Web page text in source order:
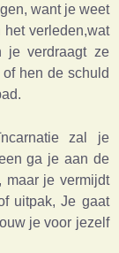
want je weet
verleden,wat
je verdraagt ze
hen de schuld
zal je
ga je aan de
maar je vermijdt
uitpak, Je gaat
je voor jezelf